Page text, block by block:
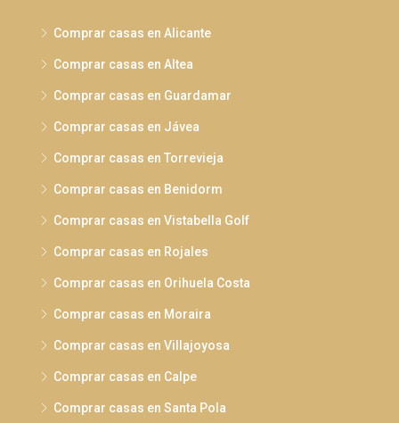
Comprar casas en Alicante
Comprar casas en Altea
Comprar casas en Guardamar
Comprar casas en Jávea
Comprar casas en Torrevieja
Comprar casas en Benidorm
Comprar casas en Vistabella Golf
Comprar casas en Rojales
Comprar casas en Orihuela Costa
Comprar casas en Moraira
Comprar casas en Villajoyosa
Comprar casas en Calpe
Comprar casas en Santa Pola